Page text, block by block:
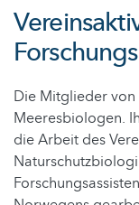
Die Mitglieder
Meeresbiologen.
die Arbeit des